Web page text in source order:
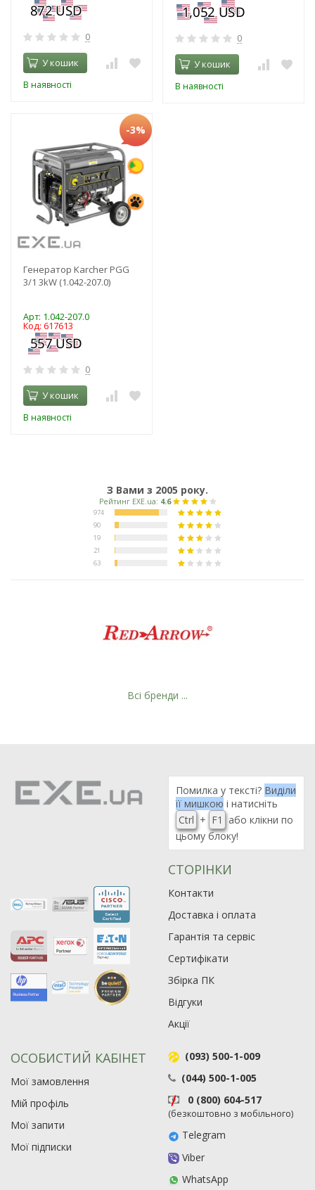
0
У кошик
В наявності
0
У кошик
В наявності
-3%
Генератор Karcher PGG
3/1 3kW (1.042-207.0)
Арт: 1.042-207.0
Код: 617613
0
У кошик
В наявності
З Вами з 2005 року.
90
19
63
Всі бренди ...
Помилка у тексті? Виділи
її мишкою і натисніть
Ctrl + F1
або клікни по
цьому блоку!
СТОРІНКИ
Контакти
Доставка і оплата
Гарантія та сервіс
Сертифікати
Збірка ПК
Відгуки
Акції
ОСОБИСТИЙ КАБІНЕТ
Мої замовлення
Мій профіль
Мої запити
Мої підписки
(093) 500-1-009
(044) 500-1-005
0 (800) 604-517
(безкоштовно з мобільного)
Telegram
Viber
WhatsApp